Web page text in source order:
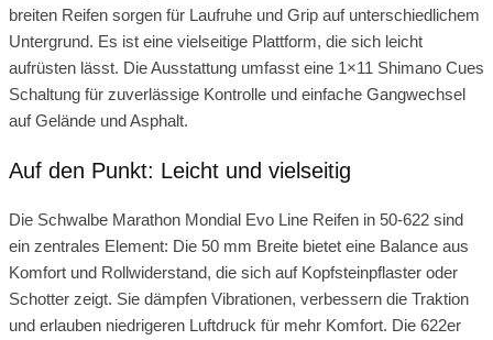
breiten Reifen sorgen für Laufruhe und Grip auf unterschiedlichem
Untergrund. Es ist eine vielseitige Plattform, die sich leicht
aufrüsten lässt. Die Ausstattung umfasst eine 1×11 Shimano Cues
Schaltung für zuverlässige Kontrolle und einfache Gangwechsel
auf Gelände und Asphalt.
Auf den Punkt: Leicht und vielseitig
Die Schwalbe Marathon Mondial Evo Line Reifen in 50-622 sind
ein zentrales Element: Die 50 mm Breite bietet eine Balance aus
Komfort und Rollwiderstand, die sich auf Kopfsteinpflaster oder
Schotter zeigt. Sie dämpfen Vibrationen, verbessern die Traktion
und erlauben niedrigeren Luftdruck für mehr Komfort. Die 622er